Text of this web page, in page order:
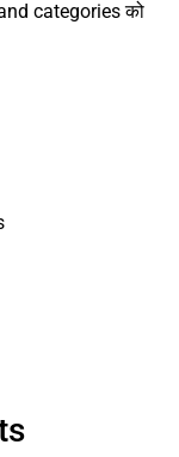
categories को